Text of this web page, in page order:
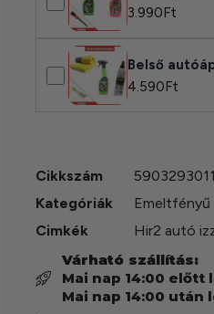
3.990Ft
Belső
4.590Ft
Cikkszám
Kategóriák
Emeltfényű
Cimkék
Hir2 autó
Várható szállítás:
Mai nap 14:00
Mai nap 14:00